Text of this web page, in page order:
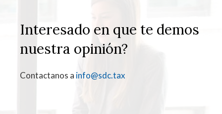
Interesado en que te demos
nuestra opinión?
Contactanos a info@sdc.tax